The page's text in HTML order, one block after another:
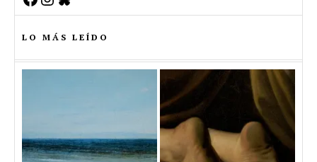
LO MÁS LEÍDO